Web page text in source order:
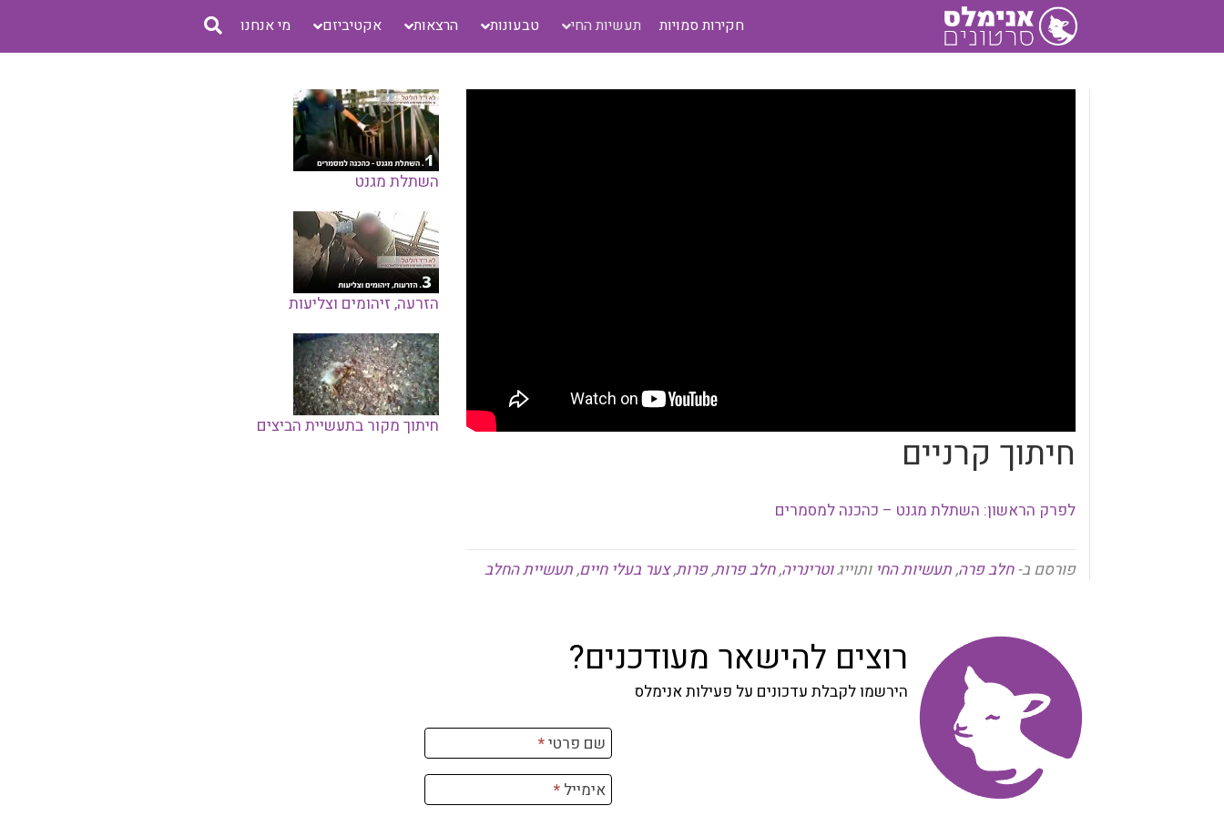
חקירות סמויות תעשיות החי טבעונות הרצאות אקטיביזם מי אנחנו
חיתוך קרניים
לפרק הראשון: השתלת מגנט – כהכנה למסמרים
פורסם ב-חלב פרה,תעשיות החי ותוייגוטרינריה,חלב פרות,פרות,צער בעלי חיים,תעשיית החלב
השתלת מגנט
הזרעה, זיהומים וצליעות
חיתוך מקור בתעשיית הביצים
רוצים להישאר מעודכנים?
הירשמו לקבלת עדכונים על פעילות אנימלס
שם פרטי*
אימייל *